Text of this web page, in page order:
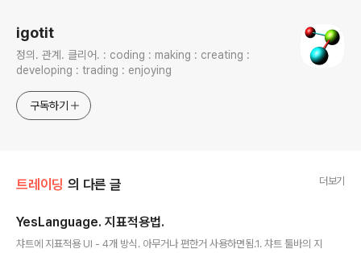
igotit
정의. 관계. 클리어. : coding : making : creating :
developing : trading : enjoying
구독하기
트레이딩 의 다른 글 더보기
YesLanguage. 지표적용법.
챠트에 지표적용 UI - 4개 방식. 아무거나 편한거 사용하면됨.1. 챠트 툴바의 지